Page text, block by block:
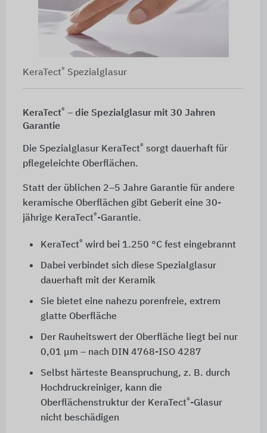
KeraTect® Spezialglasur
KeraTect® – die Spezialglasur mit 30 Jahren
Garantie
Die Spezialglasur KeraTect® sorgt dauerhaft für
pflegeleichte Oberflächen.
Statt der üblichen 2–5 Jahre Garantie für andere
keramische Oberflächen gibt Geberit eine 30-
jährige KeraTect®-Garantie.
KeraTect® wird bei 1.250 °C fest eingebrannt
Dabei verbindet sich diese Spezialglasur
dauerhaft mit der Keramik
Sie bietet eine nahezu porenfreie, extrem
glatte Oberfläche
Der Rauheitswert der Oberfläche liegt bei nur
0,01 μm – nach DIN 4768-ISO 4287
Selbst härteste Beanspruchung, z. B. durch
Hochdruckreiniger, kann die
Oberflächenstruktur der KeraTect®-Glasur
nicht beschädigen